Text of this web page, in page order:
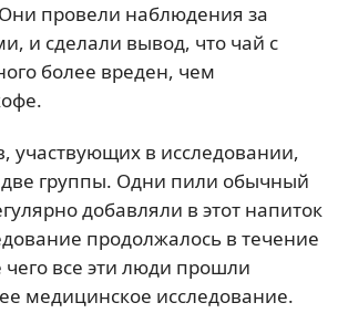
провели наблюдения за
и сделали вывод, что чай с
более вреден, чем
участвующих в исследовании,
группы. Одни пили обычный
добавляли в этот напиток
продолжалось в течение
чего все эти люди прошли
медицинское исследование.